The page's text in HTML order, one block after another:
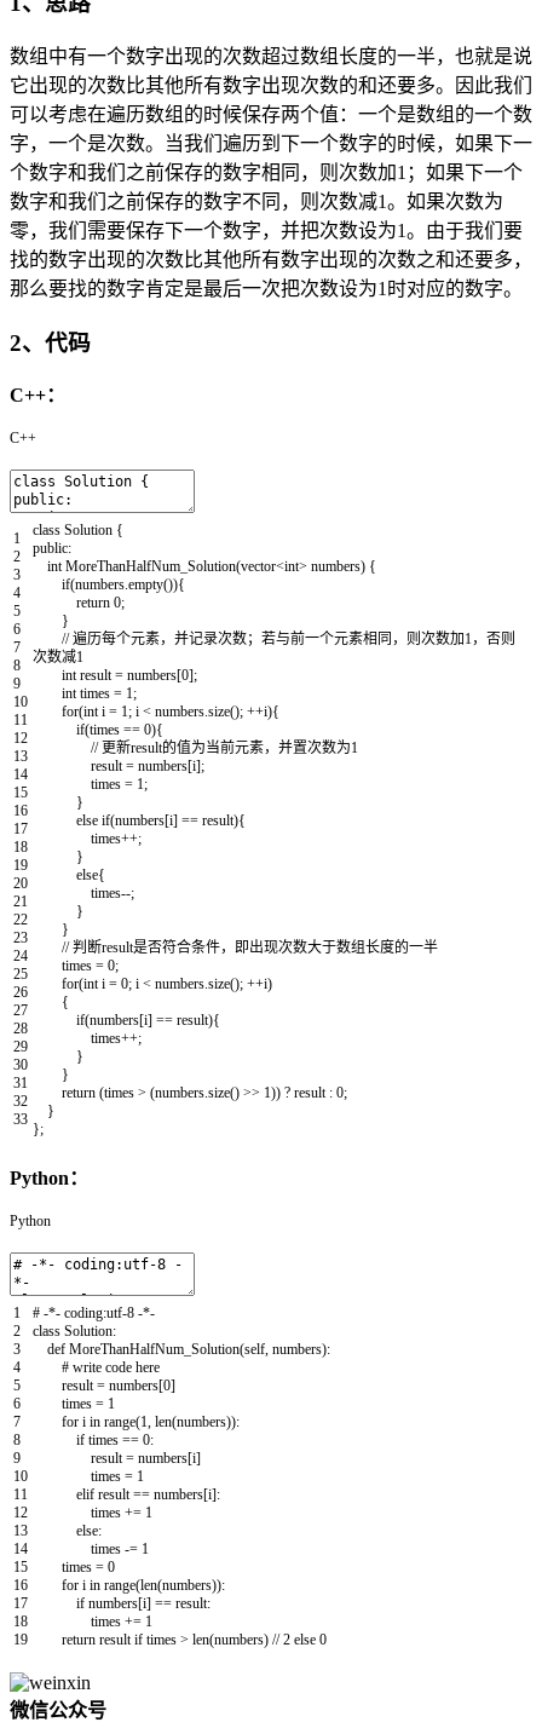
数组中有一个数字出现的次数超过数组长度的一半，也就是说
它出现的次数比其他所有数字出现次数的和还要多。因此我们
可以考虑在遍历数组的时候保存两个值：一个是数组的一个数
字，一个是次数。当我们遍历到下一个数字的时候，如果下一
个数字和我们之前保存的数字相同，则次数加1；如果下一个
数字和我们之前保存的数字不同，则次数减1。如果次数为
零，我们需要保存下一个数字，并把次数设为1。由于我们要
找的数字出现的次数比其他所有数字出现的次数之和还要多，
那么要找的数字肯定是最后一次把次数设为1时对应的数字。
2、代码
C++：
C++
1
2
3
4
5
6
7
8
9
10
11
12
13
14
15
16
17
18
19
20
21
22
23
24
25
26
27
28
29
30
31
32
33
class Solution {
public:
int MoreThanHalfNum_Solution(vector<int> numbers) {
if(numbers.empty()){
return 0;
}
// 遍历每个元素，并记录次数；若与前一个元素相同，则次数加1，否则
次数减1
int result = numbers[0];
int times = 1;
for(int i = 1; i < numbers.size(); ++i){
if(times == 0){
// 更新result的值为当前元素，并置次数为1
result = numbers[i];
times = 1;
}
else if(numbers[i] == result){
times++;
}
else{
times--;
}
}
// 判断result是否符合条件，即出现次数大于数组长度的一半
times = 0;
for(int i = 0; i < numbers.size(); ++i)
{
if(numbers[i] == result){
times++;
}
}
return (times > (numbers.size() >> 1)) ? result : 0;
}
};
Python：
Python
1
2
3
4
5
6
7
8
9
10
11
12
13
14
15
16
17
18
19
# -*- coding:utf-8 -*-
class Solution:
def MoreThanHalfNum_Solution(self, numbers):
# write code here
result = numbers[0]
times = 1
for i in range(1, len(numbers)):
if times == 0:
result = numbers[i]
times = 1
elif result == numbers[i]:
times += 1
else:
times -= 1
times = 0
for i in range(len(numbers)):
if numbers[i] == result:
times += 1
return resultif times > len(numbers) // 2 else 0
微信公众号